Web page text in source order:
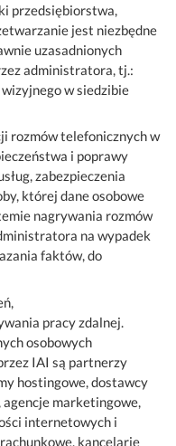
przedsiębiorstwa,
jest niezbędne
uzasadnionych
administratora, tj.:
w siedzibie
rozmów telefonicznych w
i poprawy
zabezpieczenia
której dane osobowe
nagrywania rozmów
na wypadek
faktów, do
pracy zdalnej.
osobowych
IAI są partnerzy
hostingowe, dostawcy
marketingowe,
internetowych i
kancelarie